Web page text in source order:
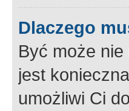
Dlaczego
Być może
jest
umożliwi Ci